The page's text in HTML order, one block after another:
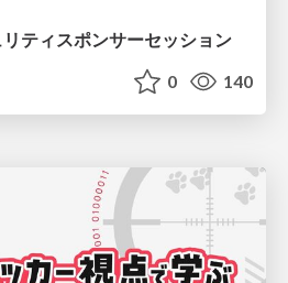
ティスポンサーセッション
0 140